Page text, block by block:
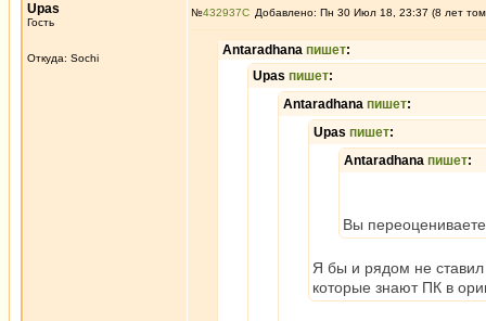
Upas
Гость
Откуда: Sochi
№432937 Добавлено: Пн 30 Июл 18, 23:37 (8 лет
Antaradhana пишет:
Upas пишет:
Antaradhana пишет:
Upas пишет:
Antaradhana пишет:
Вы
Я бы и рядом не
которые знают ПК в